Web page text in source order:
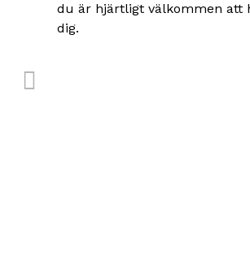
du är hjärtligt välkommen att
dig.